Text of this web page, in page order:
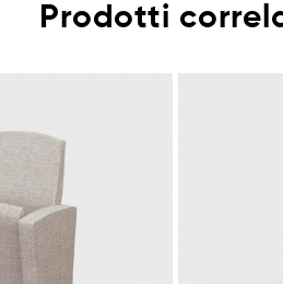
Prodotti